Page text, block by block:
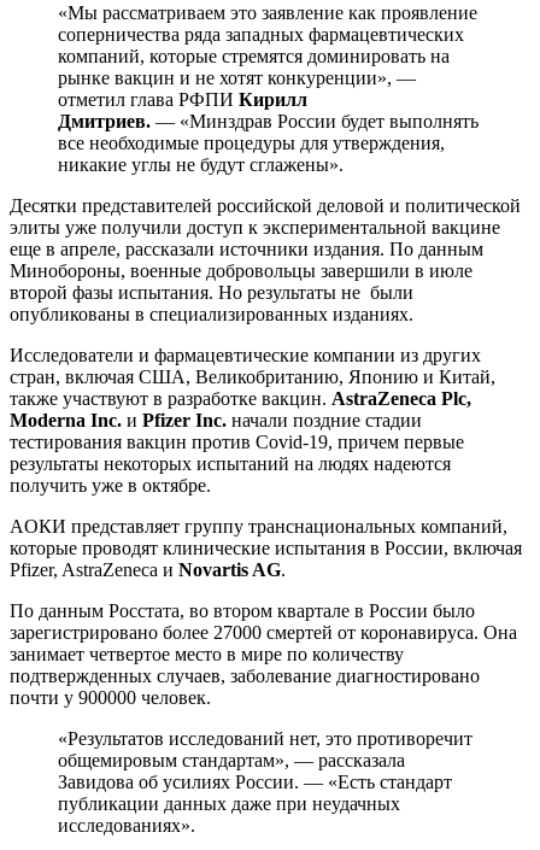
«Мы рассматриваем это заявление как проявление
соперничества ряда западных фармацевтических
компаний, которые стремятся доминировать на
рынке вакцин и не хотят конкуренции», —
отметил глава РФПИ Кирилл
Дмитриев. — «Минздрав России будет выполнять
все необходимые процедуры для утверждения,
никакие углы не будут сглажены».
Десятки представителей российской деловой и политической
элиты уже получили доступ к экспериментальной вакцине
еще в апреле, рассказали источники издания. По данным
Минобороны, военные добровольцы завершили в июле
второй фазы испытания. Но результаты не были
опубликованы в специализированных изданиях.
Исследователи и фармацевтические компании из других
стран, включая США, Великобританию, Японию и Китай,
также участвуют в разработке вакцин. AstraZeneca Plc,
Moderna Inc. и Pfizer Inc. начали поздние стадии
тестирования вакцин против Covid-19, причем первые
результаты некоторых испытаний на людях надеются
получить уже в октябре.
AОКИ представляет группу транснациональных компаний,
которые проводят клинические испытания в России, включая
Pfizer, AstraZeneca и Novartis AG.
По данным Росстата, во втором квартале в России было
зарегистрировано более 27000 смертей от коронавируса. Она
занимает четвертое место в мире по количеству
подтвержденных случаев, заболевание диагностировано
почти у 900000 человек.
«Результатов исследований нет, это противоречит
общемировым стандартам», — рассказала
Завидова об усилиях России. — «Есть стандарт
публикации данных даже при неудачных
исследованиях».